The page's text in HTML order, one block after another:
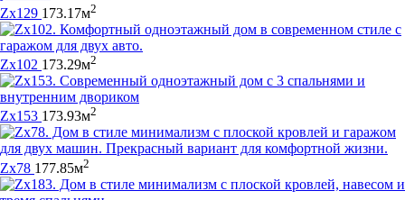
Zx129 173.17м2
Zx102 173.29м2
Zx153 173.93м2
Zx78 177.85м2